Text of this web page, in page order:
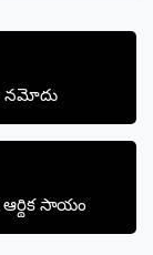
నమోదు
సాయం